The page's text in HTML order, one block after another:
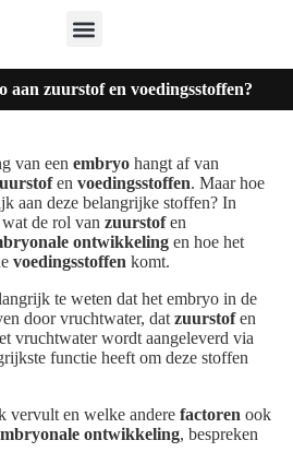
aan zuurstof en voedingsstoffen?
van een embryo hangt af van
en voedingsstoffen. Maar hoe
aan deze belangrijke stoffen? In
de rol van zuurstofen
ontwikkeling en hoe het
voedingsstoffen komt.
te weten dat het embryo in de
door vruchtwater, dat zuurstofen
vruchtwater wordt aangeleverd via
functie heeft om deze stoffen
vervult en welke andere factoren ook
ontwikkeling, bespreken